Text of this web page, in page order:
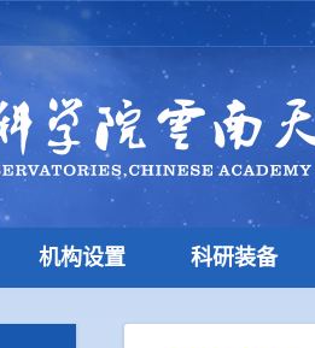
机构设置 科研装备